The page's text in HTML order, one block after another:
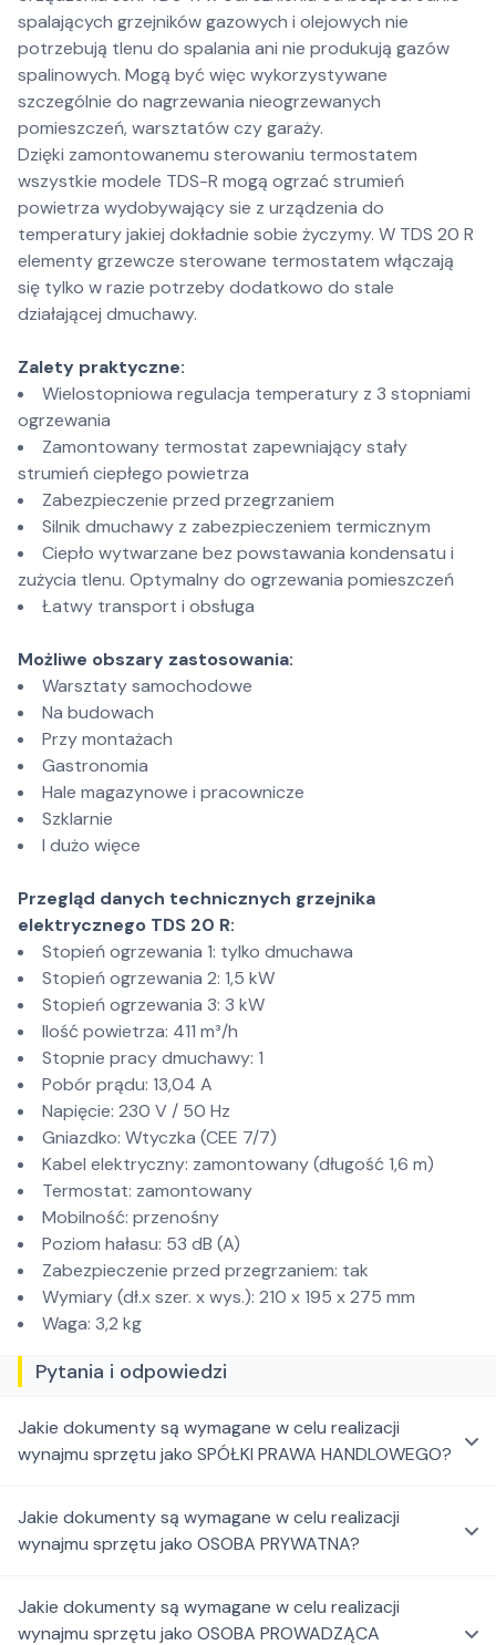
spalających grzejników gazowych i olejowych nie
potrzebują tlenu do spalania ani nie produkują gazów
spalinowych. Mogą być więc wykorzystywane
szczególnie do nagrzewania nieogrzewanych
pomieszczeń, warsztatów czy garaży.
Dzięki zamontowanemu sterowaniu termostatem
wszystkie modele TDS-R mogą ogrzać strumień
powietrza wydobywający sie z urządzenia do
temperatury jakiej dokładnie sobie życzymy. W TDS 20 R
elementy grzewcze sterowane termostatem włączają
się tylko w razie potrzeby dodatkowo do stale
działającej dmuchawy.
Zalety praktyczne:
Wielostopniowa regulacja temperatury z 3 stopniami
ogrzewania
Zamontowany termostat zapewniający stały
strumień ciepłego powietrza
Zabezpieczenie przed przegrzaniem
Silnik dmuchawy z zabezpieczeniem termicznym
Ciepło wytwarzane bez powstawania kondensatu i
zużycia tlenu. Optymalny do ogrzewania pomieszczeń
Łatwy transport i obsługa
Możliwe obszary zastosowania:
Warsztaty samochodowe
Na budowach
Przy montażach
Gastronomia
Hale magazynowe i pracownicze
Szklarnie
I dużo więce
Przegląd danych technicznych grzejnika
elektrycznego TDS 20 R:
Stopień ogrzewania 1: tylko dmuchawa
Stopień ogrzewania 2: 1,5 kW
Stopień ogrzewania 3: 3 kW
Ilość powietrza: 411 m³/h
Stopnie pracy dmuchawy: 1
Pobór prądu: 13,04 A
Napięcie: 230 V / 50 Hz
Gniazdko: Wtyczka (CEE 7/7)
Kabel elektryczny: zamontowany (długość 1,6 m)
Termostat: zamontowany
Mobilność: przenośny
Poziom hałasu: 53 dB (A)
Zabezpieczenie przed przegrzaniem: tak
Wymiary (dł.x szer. x wys.): 210 x 195 x 275 mm
Waga: 3,2 kg
Pytania i odpowiedzi
Jakie dokumenty są wymagane w celu realizacji
wynajmu sprzętu jako SPÓŁKI PRAWA HANDLOWEGO?
Jakie dokumenty są wymagane w celu realizacji
wynajmu sprzętu jako OSOBA PRYWATNA?
Jakie dokumenty są wymagane w celu realizacji
wynajmu sprzętu jako OSOBA PROWADZĄCA